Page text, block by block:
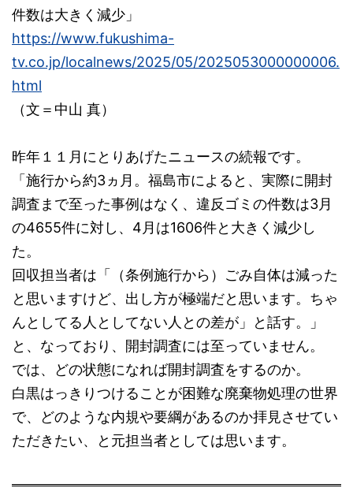
件数は大きく減少」
https://www.fukushima-
tv.co.jp/localnews/2025/05/2025053000000006.
html
（文＝ 中山 真）
昨年１１月にとりあげたニュースの続報です。
「施行から約3ヵ月。福島市によると、実際に開封
調査まで至った事例はなく、違反ゴミの件数は3月
の4655件に対し、4月は1606件と大きく減少し
た。
回収担当者は「（条例施行から）ごみ自体は減った
と思いますけど、出し方が極端だと思います。ちゃ
んとしてる人としてない人との差が」と話す。」
と、なっており、開封調査には至っていません。
では、どの状態になれば開封調査をするのか。
白黒はっきりつけることが困難な廃棄物処理の世界
で、どのような内規や要綱があるのか拝見させてい
ただきたい、と元担当者としては思います。